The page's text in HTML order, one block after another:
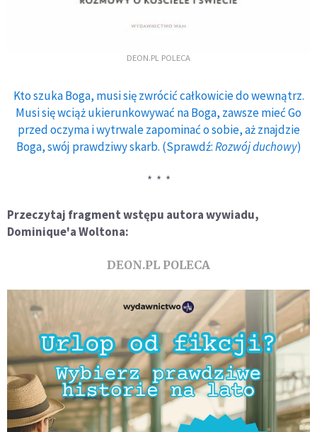
DEON.PL POLECA
Kto szuka Boga, musi się zwrócić całkowicie do wewnątrz.
Musi się wciąż ukierunkowywać na Boga, zawsze mieć Go
przed oczyma i wytrwale zapominać o sobie, aż znajdzie
Boga, swój prawdziwy skarb. (Sprawdź:Rozwój duchowy)
* * *
Przeczytaj fragment wstępu autora wywiadu,
Dominique'a Woltona:
DEON.PL POLECA